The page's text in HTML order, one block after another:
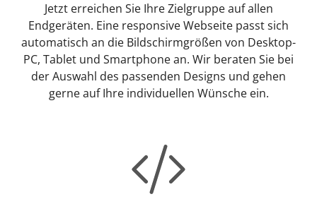
Jetzt erreichen Sie Ihre Zielgruppe auf allen
Endgeräten. Eine responsive Webseite passt sich
automatisch an die Bildschirmgrößen von Desktop-
PC, Tablet und Smartphone an. Wir beraten Sie bei
der Auswahl des passenden Designs und gehen
gerne auf Ihre individuellen Wünsche ein.